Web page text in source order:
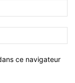
ce navigateur